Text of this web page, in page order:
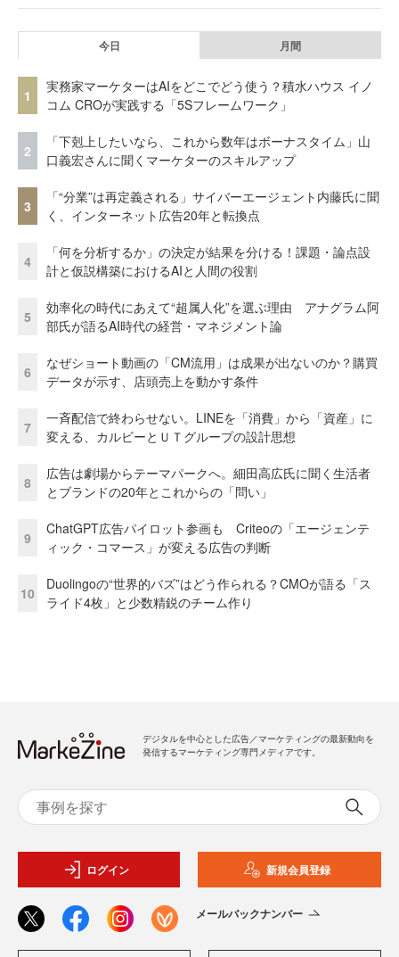
今日 月間
1
実務家マーケターはAIをどこでどう使う？積水ハウス イノ
コム CROが実践する「5Sフレームワーク」
2
「下剋上したいなら、これから数年はボーナスタイム」山
口義宏さんに聞くマーケターのスキルアップ
3
「“分業”は再定義される」サイバーエージェント内藤氏に聞
く、インターネット広告20年と転換点
4
「何を分析するか」の決定が結果を分ける！課題・論点設
計と仮説構築におけるAIと人間の役割
5
効率化の時代にあえて“超属人化”を選ぶ理由 アナグラム阿
部氏が語るAI時代の経営・マネジメント論
6
なぜショート動画の「CM流用」は成果が出ないのか？購買
データが示す、店頭売上を動かす条件
7
一斉配信で終わらせない。LINEを「消費」から「資産」に
変える、カルビーとＵＴグループの設計思想
8
広告は劇場からテーマパークへ。細田高広氏に聞く生活者
とブランドの20年とこれからの「問い」
9
ChatGPT広告パイロット参画も Criteoの「エージェンテ
ィック・コマース」が変える広告の判断
10
Duolingoの“世界的バズ”はどう作られる？CMOが語る「ス
ライド4枚」と少数精鋭のチーム作り
デジタルを中心とした広告／マーケティングの最新動向を
発信するマーケティング専門メディアです。
ログイン 新規会員登録
メールバックナンバー